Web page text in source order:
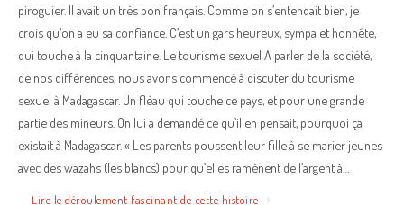
piroguier. Il avait un très bon français. Comme on s’entendait bien, je
crois qu’on a eu sa confiance. C’est un gars heureux, sympa et honnête,
qui touche à la cinquantaine. Le tourisme sexuel A parler de la société,
de nos différences, nous avons commencé à discuter du tourisme
sexuel à Madagascar. Un fléau qui touche ce pays, et pour une grande
partie des mineurs. On lui a demandé ce qu’il en pensait, pourquoi ça
existait à Madagascar. « Les parents poussent leur fille à se marier jeunes
avec des wazahs (les blancs) pour qu’elles ramènent de l’argent à…
Lire le déroulement fascinant de cette histoire